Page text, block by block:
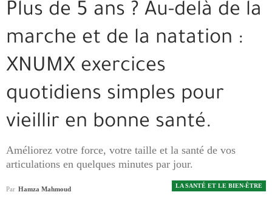
Plus de 5 ans ? Au-delà de la
marche et de la natation :
XNUMX exercices
quotidiens simples pour
vieillir en bonne santé.
Améliorez votre force, votre taille et la santé de vos
articulations en quelques minutes par jour.
LA SANTÉ ET LE BIEN-ÊTRE
Par Hamza Mahmoud